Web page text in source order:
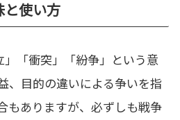
と使い方
」「衝突」「紛争」という意
、目的の違いによる争いを指
もありますが、必ずしも戦争